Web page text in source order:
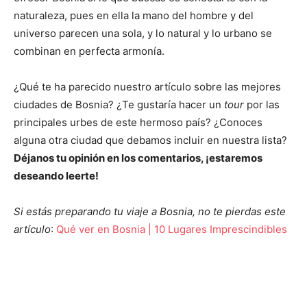
naturaleza, pues en ella la mano del hombre y del
universo parecen una sola, y lo natural y lo urbano se
combinan en perfecta armonía.
¿Qué te ha parecido nuestro artículo sobre las mejores
ciudades de Bosnia? ¿Te gustaría hacer un tour por las
principales urbes de este hermoso país? ¿Conoces
alguna otra ciudad que debamos incluir en nuestra lista?
Déjanos tu opinión en los comentarios, ¡estaremos
deseando leerte!
Si estás preparando tu viaje a Bosnia, no te pierdas este
artículo: Qué ver en Bosnia | 10 Lugares Imprescindibles